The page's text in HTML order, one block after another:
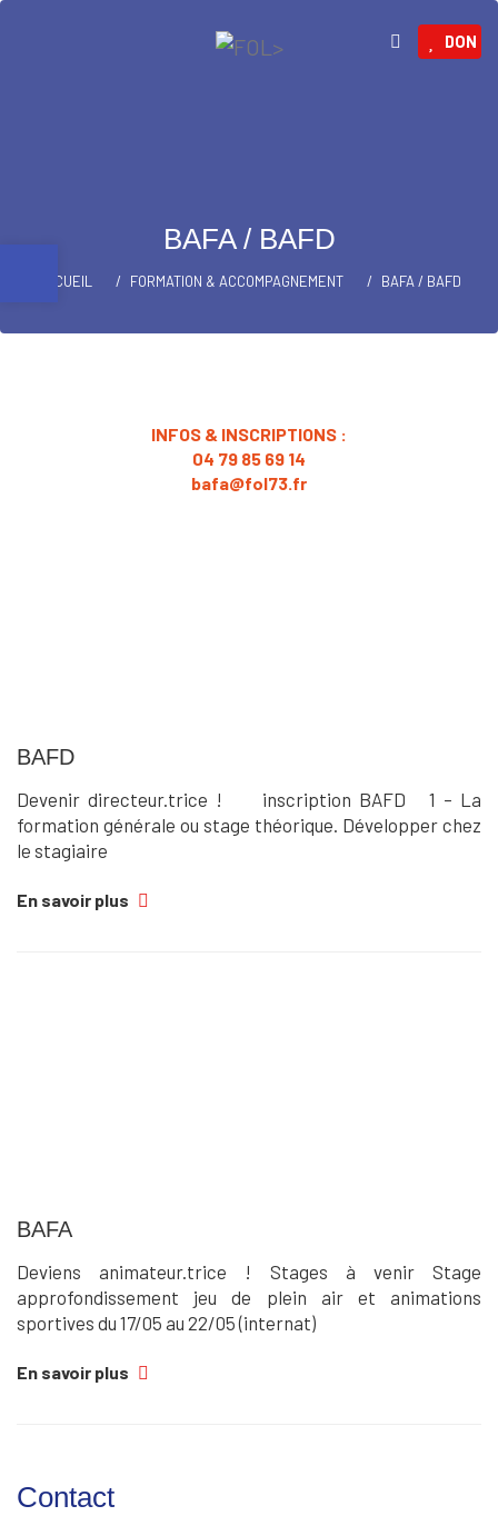
DON
BAFA / BAFD
ACCUEIL FORMATION & ACCOMPAGNEMENT BAFA / BAFD
INFOS & INSCRIPTIONS :
04 79 85 69 14
bafa@fol73.fr
BAFD
Devenir directeur.trice ! inscription BAFD 1 – La
formation générale ou stage théorique. Développer chez
le stagiaire
En savoir plus
BAFA
Deviens animateur.trice ! Stages à venir Stage
approfondissement jeu de plein air et animations
sportives du 17/05 au 22/05 (internat)
En savoir plus
Contact
Ouvrir la barre d’outils